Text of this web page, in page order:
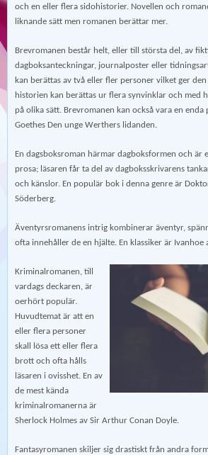
och en eller flera sidohistorier. Novellen och
liknande sätt men romanen berättar mer.
Brevromanen består helt, eller till största del, av
dagboksanteckningar, journalposter eller
kan berättas av två eller fler personer vilket ger
historien kan berättas ur flera synvinklar och med
på olika sätt. Brevromanen kan också vara en enda
Goethes Den unge Werthers lidanden.
En dagsboksroman härmar dagboksformen och är
prosa; läsaren får ta del av dagboksskrivarens
och känslor. En populär bok i denna genre är
Söderberg.
Äventyrsromanens intrig kombinerar äventyr,
ofta innehåller de en hjälte. En klassiker är Ivanhoe
Kriminalromanen, till
vardags deckaren, är
oerhört populär.
Huvudtemat är att en
eller flera personer
skall lösa ett eller flera
brott och ofta hålls
läsaren i ovisshet. En av
de mest kända
kriminalromanerna är
Sherlock Holmes av Sir Arthur Conan Doyle.
Fantasyromanen skiljer sig drastiskt från andra